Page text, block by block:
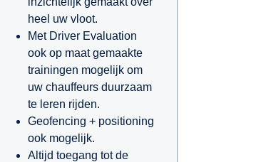
heel uw vloot.
Met Driver Evaluation
ook op maat gemaakte
trainingen mogelijk om
uw chauffeurs duurzaam
te leren rijden.
Geofencing + positioning
ook mogelijk.
Altijd toegang tot de